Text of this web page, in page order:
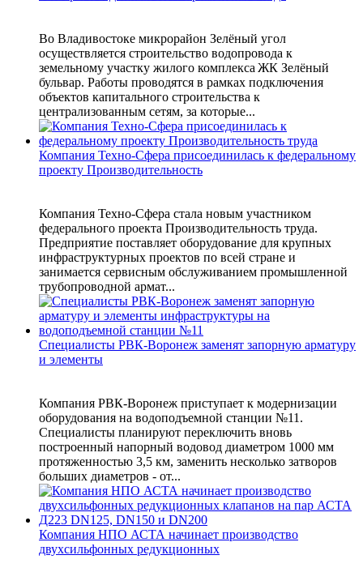
Во Владивостоке микрорайон Зелёный угол
осуществляется строительство водопровода к
земельному участку жилого комплекса ЖК Зелёный
бульвар. Работы проводятся в рамках подключения
объектов капитального строительства к
централизованным сетям, за которые...
Компания Техно-Сфера присоединилась к федеральному
проекту Производительность
Компания Техно-Сфера стала новым участником
федерального проекта Производительность труда.
Предприятие поставляет оборудование для крупных
инфраструктурных проектов по всей стране и
занимается сервисным обслуживанием промышленной
трубопроводной армат...
Специалисты РВК-Воронеж заменят запорную арматуру
и элементы
Компания РВК-Воронеж приступает к модернизации
оборудования на водоподъемной станции №11.
Специалисты планируют переключить вновь
построенный напорный водовод диаметром 1000 мм
протяженностью 3,5 км, заменить несколько затворов
больших диаметров - от...
Компания НПО АСТА начинает производство
двухсильфонных редукционных